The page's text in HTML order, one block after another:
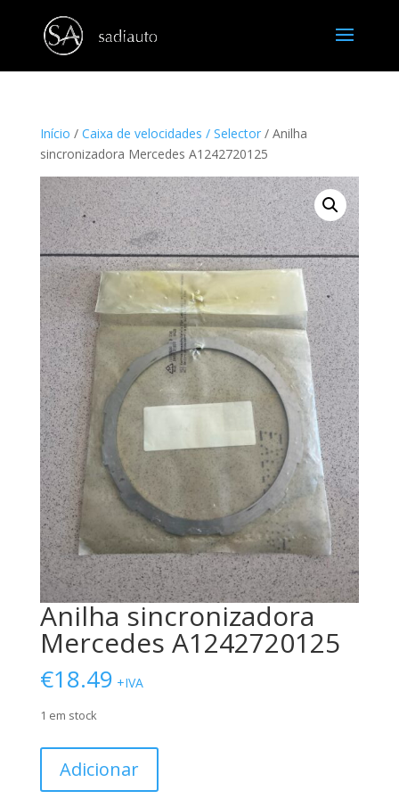
Início / Caixa de velocidades / Selector/ Anilha
sincronizadora Mercedes A1242720125
Anilha sincronizadora
Mercedes A1242720125
€18.49 +IVA
1 em stock
Adicionar